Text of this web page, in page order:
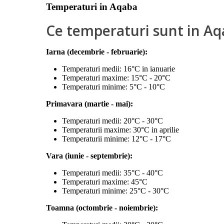
Temperaturi in Aqaba
Ce temperaturi sunt in
Iarna (decembrie - februarie):
Temperaturi medii: 16°C in ianuarie
Temperaturi maxime: 15°C - 20°C
Temperaturi minime: 5°C - 10°C
Primavara (martie - mai):
Temperaturi medii: 20°C - 30°C
Temperaturii maxime: 30°C in aprilie
Temperaturii minime: 12°C - 17°C
Vara (iunie - septembrie):
Temperaturi medii: 35°C - 40°C
Temperaturi maxime: 45°C
Temperaturi minime: 25°C - 30°C
Toamna (octombrie - noiembrie):